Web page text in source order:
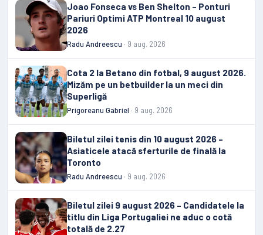
Joao Fonseca vs Ben Shelton – Ponturi
Pariuri Optimi ATP Montreal 10 august
2026
Radu Andreescu · 9 aug. 2026
Cota 2 la Betano din fotbal, 9 august 2026.
Mizăm pe un betbuilder la un meci din
Superligă
Prigoreanu Gabriel · 9 aug. 2026
Biletul zilei tenis din 10 august 2026 –
Asiaticele atacă sferturile de finală la
Toronto
Radu Andreescu · 9 aug. 2026
Biletul zilei 9 august 2026 – Candidatele la
titlu din Liga Portugaliei ne aduc o cotă
totală de 2.27